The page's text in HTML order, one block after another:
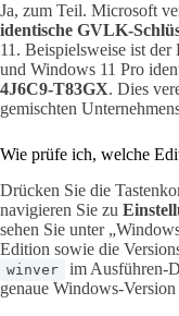
Ja, zum Teil. Microsoft
identische GVLK-
11. Beispielsweise ist
und Windows 11 Pro
4J6C9-T83GX. Dies
gemischten
Wie prüfe ich, welche
Drücken Sie die
navigieren Sie zu
sehen Sie unter
Edition sowie die
winver
im Ausführen-
genaue Windows-Version